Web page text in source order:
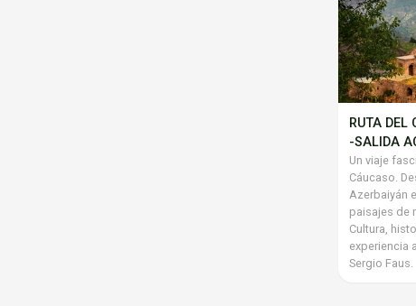
RUTA DEL
-SALIDA
Un viaje
Cáucaso.
Azerbaiyán
paisajes de
Cultura,
experiencia
Sergio Faus.